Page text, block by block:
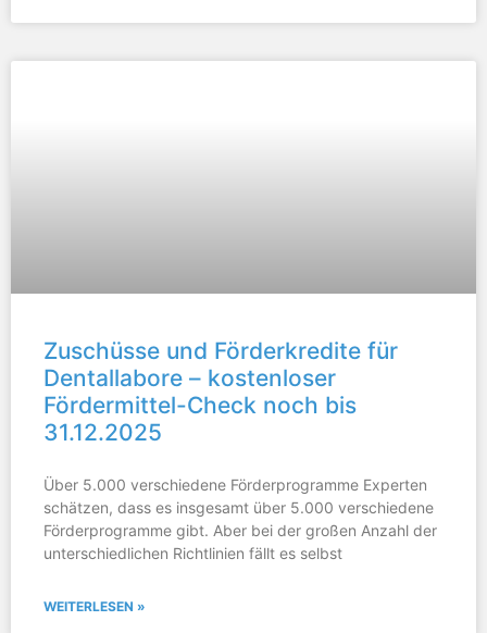
Zuschüsse und Förderkredite für
Dentallabore – kostenloser
Fördermittel-Check noch bis
31.12.2025
Über 5.000 verschiedene Förderprogramme Experten
schätzen, dass es insgesamt über 5.000 verschiedene
Förderprogramme gibt. Aber bei der großen Anzahl der
unterschiedlichen Richtlinien fällt es selbst
WEITERLESEN »